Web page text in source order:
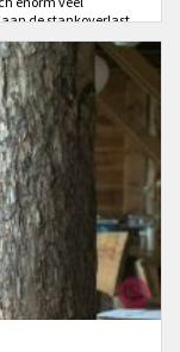
de stankoverlast